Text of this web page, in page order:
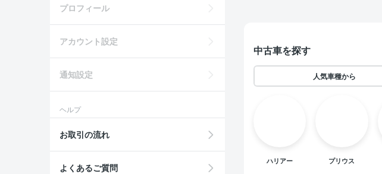
中古車を探す
人気車種から
ハリアー プリウス
プロフィール
アカウント設定
通知設定
ヘルプ
お取引の流れ
よくあるご質問